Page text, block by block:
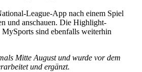
League-App nach einem Spiel
und anschauen. Die Highlight-
MySports sind ebenfalls weiterhin
Mitte August und wurde vor dem
und ergänzt.